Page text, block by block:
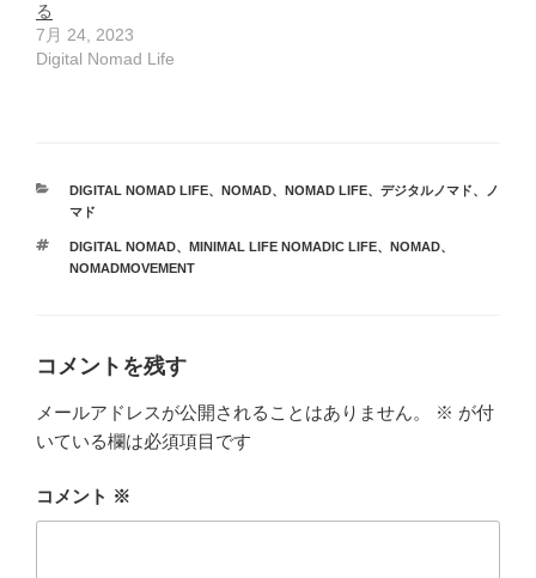
る
7月 24, 2023
Digital Nomad Life
カ
テ
リ
ー
DIGITAL NOMAD LIFE、 NOMAD、 NOMAD LIFE、 デジタルノマド、
ノ
マド
タ
グ
DIGITAL NOMAD、 MINIMAL LIFE NOMADIC LIFE、 NOMAD、
NOMADMOVEMENT
コメントを残す
メールアドレスが公開されることはありません。 ※ が付
いている欄は必須項目です
コメント ※